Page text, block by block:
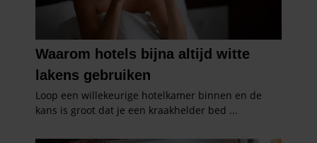
partners voor social media, adverteren en analyse. Deze
partners kunnen deze gegevens combineren met andere
verzameld op basis van uw gebruik van hun services. U
gaat akkoord met onze cookies als u onze website blijft
gebruiken.